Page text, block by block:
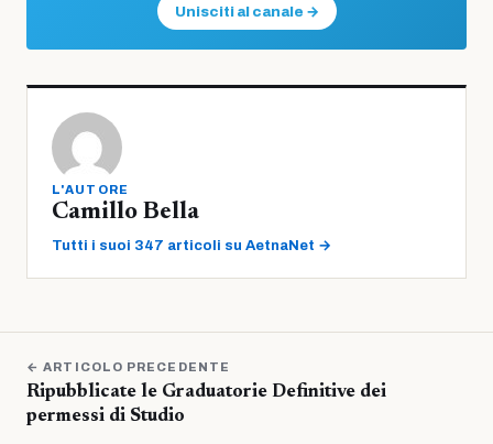
Unisciti al canale →
L'AUTORE
Camillo Bella
Tutti i suoi 347 articoli su AetnaNet →
← ARTICOLO PRECEDENTE
Ripubblicate le Graduatorie Definitive dei
permessi di Studio